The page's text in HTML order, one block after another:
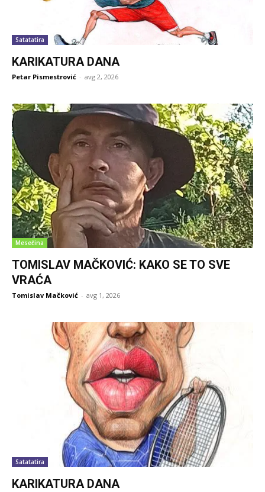
Satatatira
KARIKATURA DANA
Petar Pismestrović - avg 2, 2026
Mesečina
TOMISLAV MAČKOVIĆ: KAKO SE TO SVE
VRAĆA
Tomislav Mačković - avg 1, 2026
Satatatira
KARIKATURA DANA